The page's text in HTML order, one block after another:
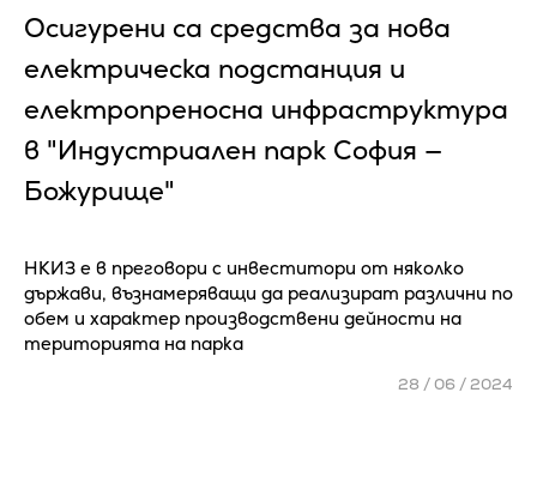
Осигурени са средства за нова
електрическа подстанция и
електропреносна инфраструктура
в "Индустриален парк София —
Божурище"
НКИЗ е в преговори с инвеститори от няколко
държави, възнамеряващи да реализират различни по
обем и характер производствени дейности на
територията на парка
28 / 06 / 2024